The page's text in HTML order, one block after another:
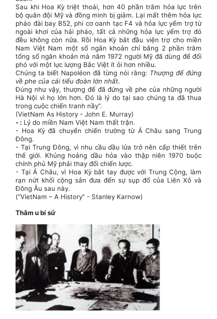
Sau khi Hoa Kỳ triệt thoái, hơn 40 phần trăm hỏa lực trên
bộ quân đội Mỹ và đồng minh bị giảm. Lại mất thêm hỏa lực
pháo đài bay B52, phi cơ oanh tạc F4 và hỏa lực yểm trợ từ
ngoài khơi của hải pháo, tất cả những hỏa lực yểm trợ đó
đều không còn nữa. Rồi Hoa Kỳ bắt đầu viện trợ cho miền
Nam Việt Nam một số ngân khoản chỉ bằng 2 phần trăm
tổng số ngân khoản mà năm 1972 người Mỹ đã dùng để đối
phó với một lực lượng Bắc Việt ít ỏi hơn nhiều.
Chúng ta biết Napoléon đã từng nói rằng: Thượng đế đứng
về phe của cái tiểu đoàn lớn nhất.
Đúng như vậy, thượng đế đã đứng về phe của những người
Hà Nội vì họ lớn hơn. Đó là lý do tại sao chúng ta đã thua
trong cuộc chiến tranh nầy”.
(VietNam As History - John E. Murray)
- : Lý do miền Nam Việt Nam thất trận.
- Hoa Kỳ đã chuyển chiến trường từ Á Châu sang Trung
Đông.
- Tại Trung Đông, vì nhu cầu dầu lửa trở nên cấp thiết trên
thế giới. Khủng hoảng dầu hỏa vào thập niên 1970 buộc
chính phủ Mỹ phải thay đổi chiến lược.
- Tại Á Châu, vì Hoa Kỳ bắt tay được với Trung Cộng, làm
rạn nứt khối cộng sản đưa đến sự sụp đổ của Liên Xô và
Đông Âu sau này.
(“VietNam – A History” - Stanley Karnow)
Thâm u bí sử